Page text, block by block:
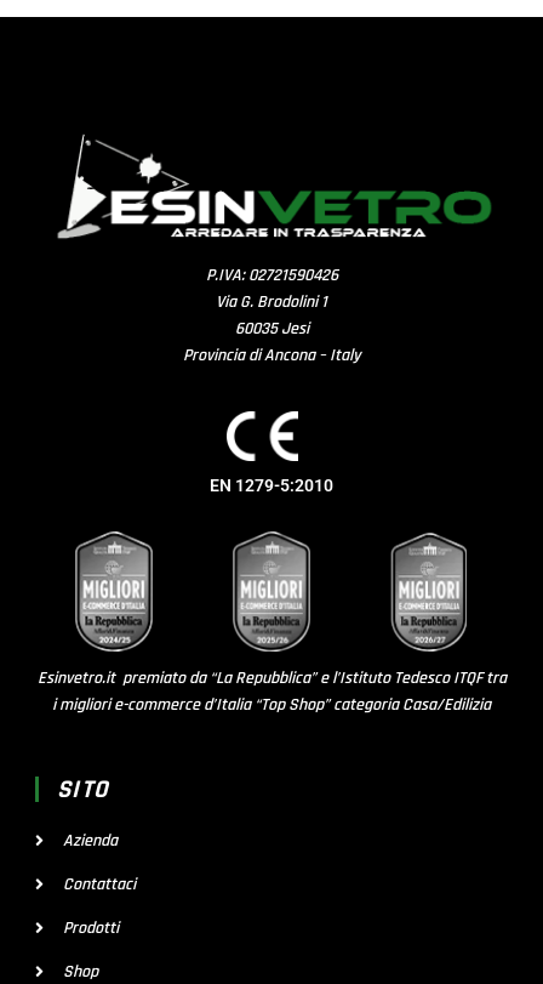
P.IVA: 02721590426
Via G. Brodolini 1
60035 Jesi
Provincia di Ancona – Italy
EN 1279-5:2010
Esinvetro.it premiato da “La Repubblica” e l’Istituto Tedesco ITQF tra
i migliori e-commerce d’Italia “Top Shop” categoria Casa/Edilizia
SITO
Azienda
Contattaci
Prodotti
Shop